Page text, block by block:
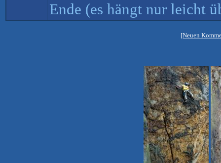
Ende (es hängt nur leicht
[Neuen